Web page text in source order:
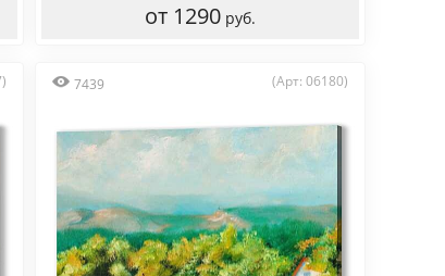
от 1290 руб.
7439 (Арт: 06180)